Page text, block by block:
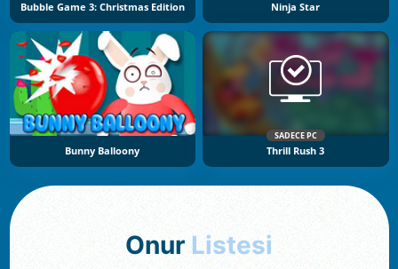
Bubble Game 3: Christmas Edition Ninja Star
Bunny Balloony
SADECE PC
Thrill Rush 3
Onur Listesi